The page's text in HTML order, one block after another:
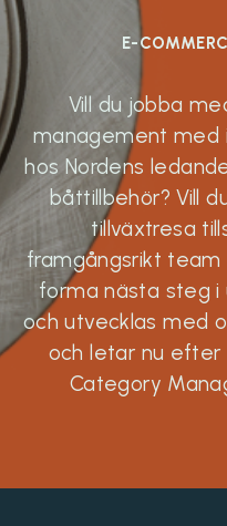
E-
Vill du jobba
management med
hos Nordens
båttillbehör? Vill
tillväxtresa
framgångsrikt team
forma nästa steg i
och utvecklas med
och letar nu efter
Category